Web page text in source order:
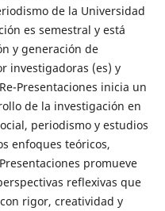
de la Universidad
es semestral y está
y generación de
investigadoras (es) y
Presentaciones inicia un
de la investigación en
periodismo y estudios
enfoques teóricos,
promueve
reflexivas que
rigor, creatividad y